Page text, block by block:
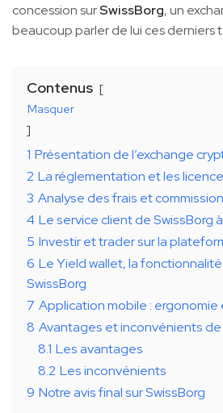
concession surSwissBorg, un
beaucoup parler de lui ces derniers
Contenus
Masquer
1 Présentation de l’exchange
2 La réglementation et les
3 Analyse des frais et
4 Le service client de SwissBorg
5 Investir et trader sur la
6 Le Yield wallet, la
SwissBorg
7 Application mobile :
8 Avantages et inconvénients
8.1 Les avantages
8.2 Les inconvénients
9 Notre avis final sur SwissBorg